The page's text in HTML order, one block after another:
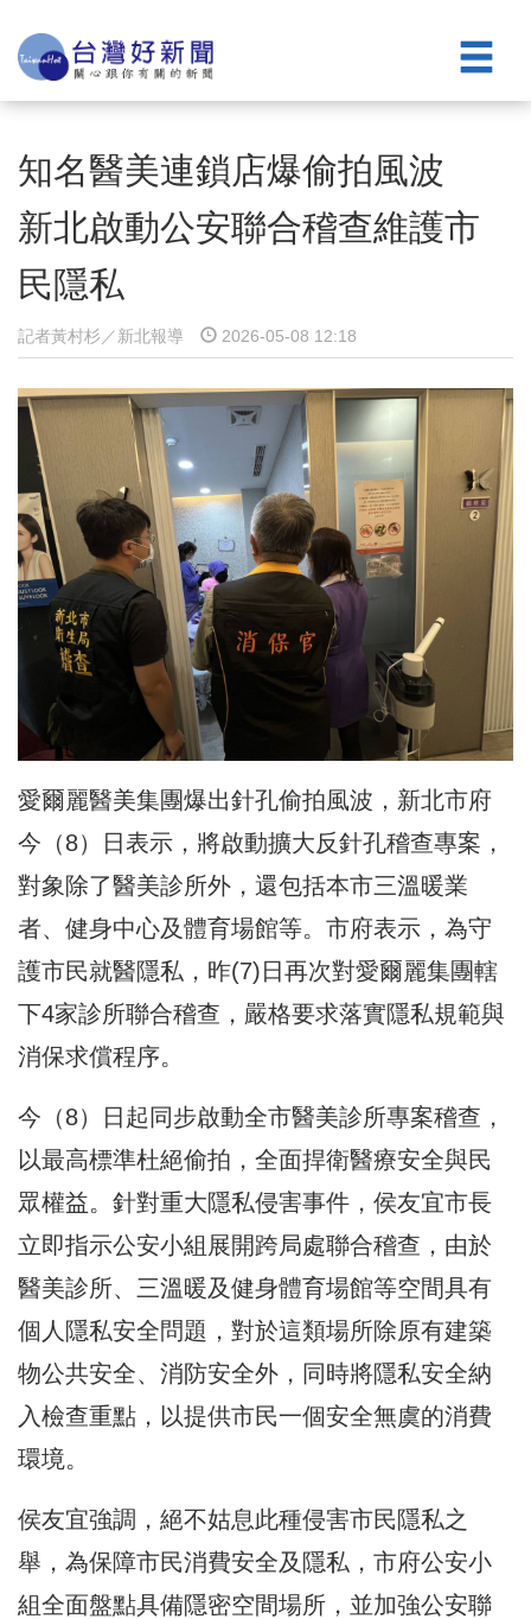
知名醫美連鎖店爆偷拍風波
新北啟動公安聯合稽查維護市
民隱私
記者黃村杉／新北報導 2026-05-08 12:18
愛爾麗醫美集團爆出針孔偷拍風波，新北市府
今（8）日表示，將啟動擴大反針孔稽查專案，
對象除了醫美診所外，還包括本市三溫暖業
者、健身中心及體育場館等。市府表示，為守
護市民就醫隱私，昨(7)日再次對愛爾麗集團轄
下4家診所聯合稽查，嚴格要求落實隱私規範與
消保求償程序。
今（8）日起同步啟動全市醫美診所專案稽查，
以最高標準杜絕偷拍，全面捍衛醫療安全與民
眾權益。針對重大隱私侵害事件，侯友宜市長
立即指示公安小組展開跨局處聯合稽查，由於
醫美診所、三溫暖及健身體育場館等空間具有
個人隱私安全問題，對於這類場所除原有建築
物公共安全、消防安全外，同時將隱私安全納
入檢查重點，以提供市民一個安全無虞的消費
環境。
侯友宜強調，絕不姑息此種侵害市民隱私之
舉，為保障市民消費安全及隱私，市府公安小
組全面盤點具備隱密空間場所，並加強公安聯